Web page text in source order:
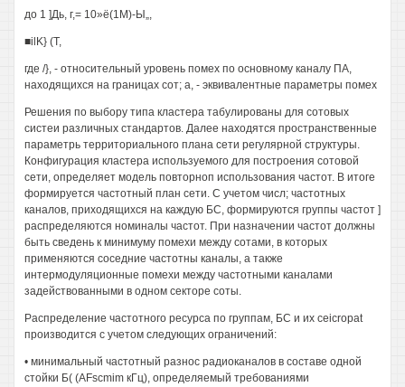
до 1 ]Дь, г,= 10»ё(1М)-Ы„,
■ilK} (Т,
где /}, - относительный уровень помех по основному каналу ПА,
находящихся на границах сот; а, - эквивалентные параметры помех
Решения по выбору типа кластера табулированы для сотовых
систеи различных стандартов. Далее находятся пространственные
параметрь территориального плана сети регулярной структуры.
Конфигурация кластера используемого для построения сотовой
сети, определяет модель повторноп использования частот. В итоге
формируется частотный план сети. С учетом числ; частотных
каналов, приходящихся на каждую БС, формируются группы частот ]
распределяются номиналы частот. При назначении частот должны
быть сведень к минимуму помехи между сотами, в которых
применяются соседние частотны каналы, а также
интермодуляционные помехи между частотными каналами
задействованными в одном секторе соты.
Распределение частотного ресурса по группам, БС и их ceicropat
производится с учетом следующих ограничений:
• минимальный частотный разнос радиоканалов в составе одной
стойки Б( (AFscmim кГц), определяемый требованиями